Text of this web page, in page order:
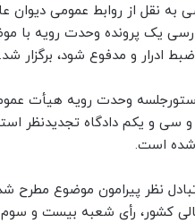
به نقل از روابط عمومی
یک پرونده وحدت رویه با
ادرار و مدفوع شود، برگزار شد.
وحدت رویه هیأت
سی و یکم دادگاه تجدیدنظر
شده است.
نظر پیرامون موضوع مطرح
کشور، رأی شعبه بیست و سوم